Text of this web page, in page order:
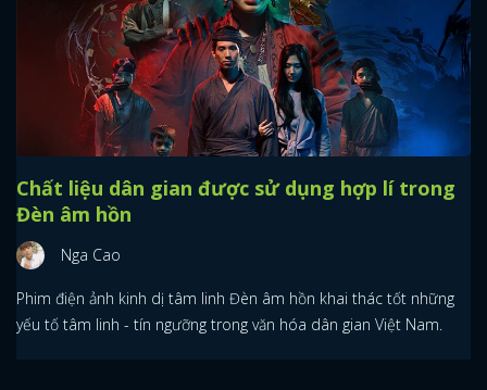
Chất liệu dân gian được sử dụng hợp lí trong
Đèn âm hồn
Nga Cao
Phim điện ảnh kinh dị tâm linh Đèn âm hồn khai thác tốt những
yếu tố tâm linh - tín ngưỡng trong văn hóa dân gian Việt Nam.